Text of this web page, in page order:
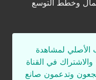
وخطط التوسع
الأصلي لمشاهدة
في القناة
وتدعمون صانع